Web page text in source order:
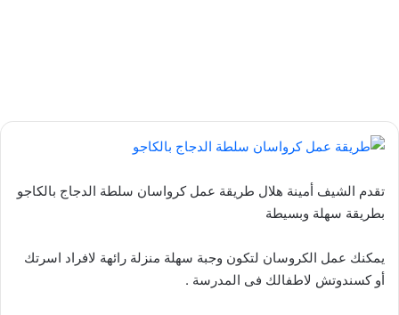
تقدم الشيف أمينة هلال طريقة عمل كرواسان سلطة الدجاج بالكاجو
بطريقة سهلة وبسيطة
يمكنك عمل الكروسان لتكون وجبة سهلة منزلة رائهة لافراد اسرتك
أو كسندوتش لاطفالك فى المدرسة .